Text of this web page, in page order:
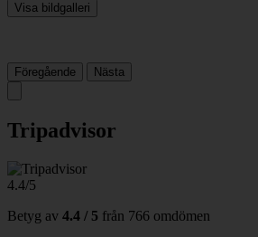
Visa bildgalleri
Föregående Nästa
Tripadvisor
4.4/5
Betyg av 4.4 / 5 från 766 omdömen